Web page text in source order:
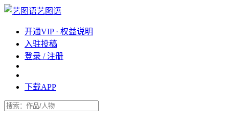
艺图语
开通VIP · 权益说明
入驻投稿
登录 / 注册
下载APP